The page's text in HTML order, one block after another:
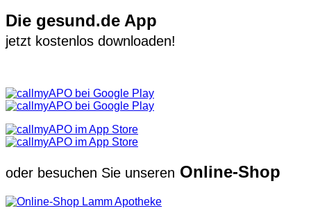
Die gesund.de App
jetzt kostenlos downloaden!
oder besuchen Sie unseren Online-Shop